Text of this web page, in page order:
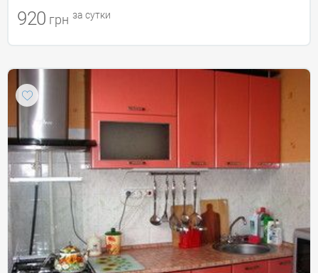
920 грн за сутки